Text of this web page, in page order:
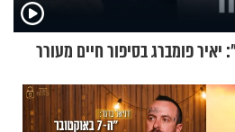
פומברג בסיפור חיים מעורר